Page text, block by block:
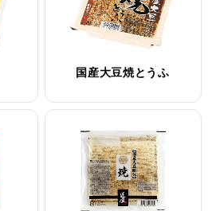
国産大豆焼とうふ